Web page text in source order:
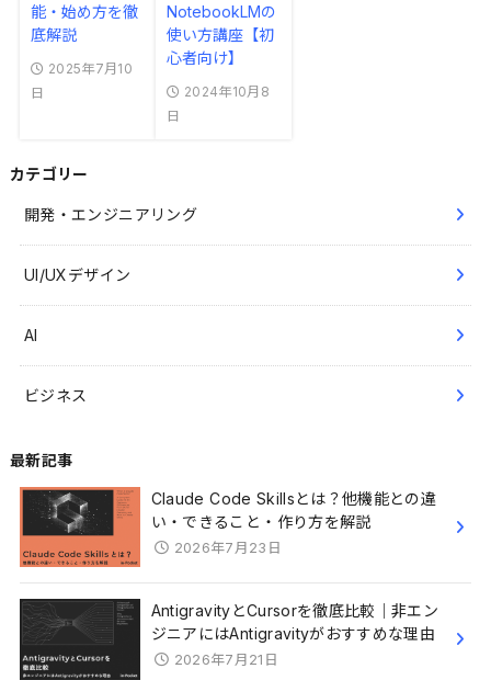
能・始め方を徹
底解説
2025年7月10
日
NotebookLMの
使い方講座【初
心者向け】
2024年10月8
日
カテゴリー
開発・エンジニアリング
UI/UXデザイン
AI
ビジネス
最新記事
Claude Code Skillsとは？他機能との違
い・できること・作り方を解説
2026年7月23日
AntigravityとCursorを徹底比較｜非エン
ジニアにはAntigravityがおすすめな理由
2026年7月21日